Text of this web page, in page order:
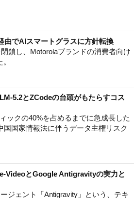
でAIスマートグラスに方針転換
鎖し、Motorolaブランドの消費者向け
5.2とZCodeの台頭がもたらすコス
ックの40%を占めるまでに急成長した
国家情報法に伴うデータ主権リスク
VideoとGoogle Antigravityの実力と
ジェント「Antigravity」という、テキ